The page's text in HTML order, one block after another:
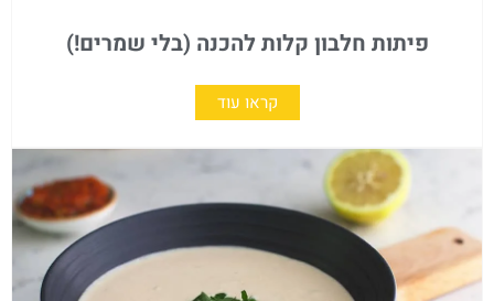
פיתות חלבון קלות להכנה (בלי שמרים!)
קראו עוד